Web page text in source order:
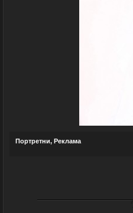
Портретни, Реклама